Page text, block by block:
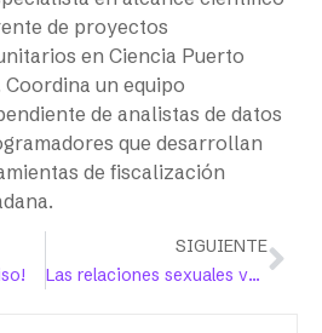
de proyectos
en Ciencia Puerto
Coordina un equipo
de analistas de datos
que desarrollan
de fiscalización
SIGUIENTE
Las relaciones sexuales van más allá de “pasivo”, “activo” y “versátil”